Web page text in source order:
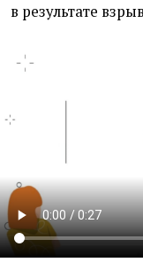
в результате